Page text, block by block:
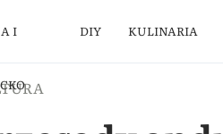
I DIY KULINARIA